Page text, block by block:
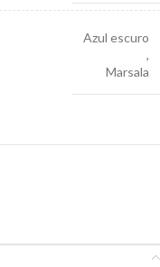
Azul escuro
,
Marsala